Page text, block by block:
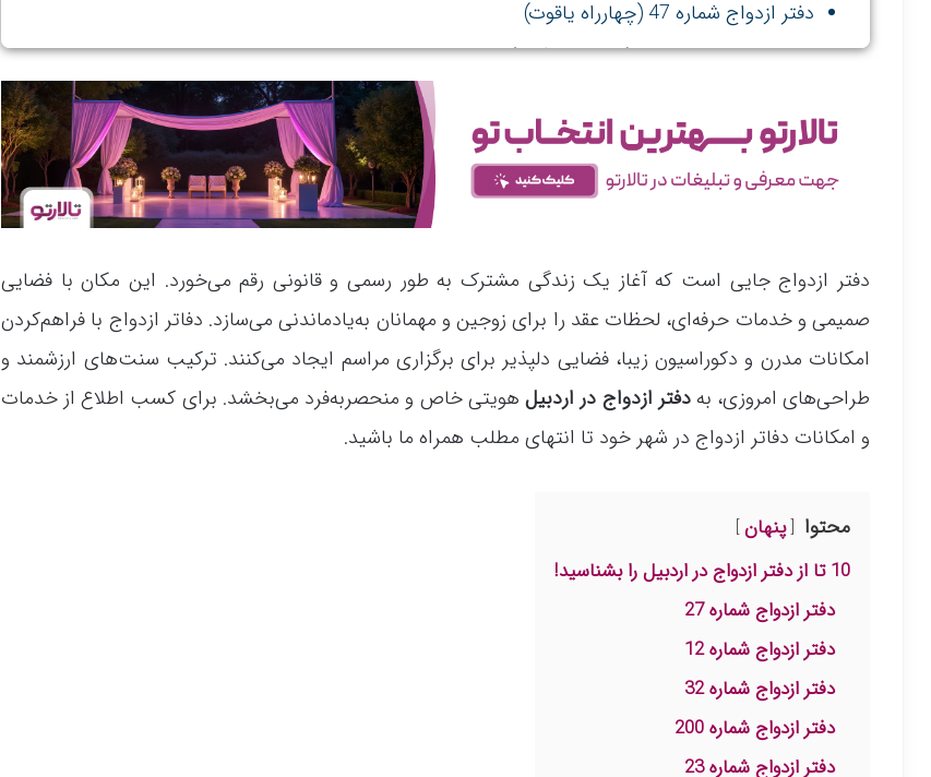
دفتر ازدواج شماره 47 (چهارراه یاقوت)
دفتر ازدواج شماره 184 (دروازه مشگین)
دفتر ازدواج جایی است که آغاز یک زندگی مشترک به‌ طور رسمی و قانونی رقم می‌خورد. این مکان با فضایی
صمیمی و خدمات حرفه‌ای، لحظات عقد را برای زوجین و مهمانان به‌یادماندنی می‌سازد. دفاتر ازدواج با فراهم‌کردن
امکانات مدرن و دکوراسیون زیبا، فضایی دلپذیر برای برگزاری مراسم ایجاد می‌کنند. ترکیب سنت‌های ارزشمند و
طراحی‌های امروزی، بهدفتر ازدواج در اردبیلهویتی خاص و منحصربه‌فرد می‌بخشد. برای کسب اطلاع از خدمات
و امکانات دفاتر ازدواج در شهر خود تا انتهای مطلب همراه ما باشید.
محتوا
پنهان
10 تا از دفتر ازدواج در اردبیل را بشناسید!
دفتر ازدواج شماره 27
دفتر ازدواج شماره 12
دفتر ازدواج شماره 32
دفتر ازدواج شماره 200
دفتر ازدواج شماره 23